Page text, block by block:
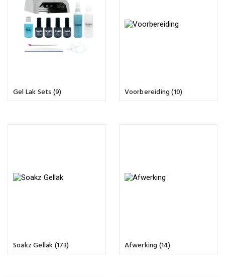
Gel Lak Sets (9) Voorbereiding (10)
Soakz Gellak (173) Afwerking (14)